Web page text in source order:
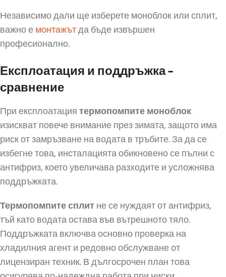
Независимо дали ще изберете моноблок или сплит,
важно емонтажътда бъде извършен
професионално.
Експлоатация и поддръжка –
сравнение
При експлоатациятермопомпите моноблок
изискват повече внимание през зимата, защото има
риск от замръзване на водата в тръбите. За да се
избегне това, инсталацията обикновено се пълни с
антифриз, което увеличава разходите и усложнява
поддръжката.
Термопомпите сплитне се нуждаят от антифриз,
тъй като водата остава във вътрешното тяло.
Поддръжката включва основно проверка на
хладилния агент и редовно обслужване от
лицензиран техник. В дългосрочен план това